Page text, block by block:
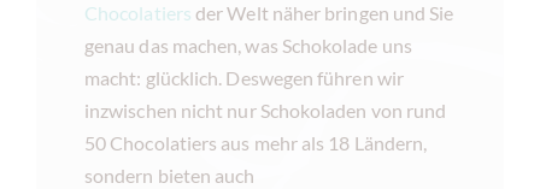
Chocolatiers der Welt näher bringen und Sie
genau das machen, was Schokolade uns
macht: glücklich. Deswegen führen wir
inzwischen nicht nur Schokoladen von rund
50 Chocolatiers aus mehr als 18 Ländern,
sondern bieten auch